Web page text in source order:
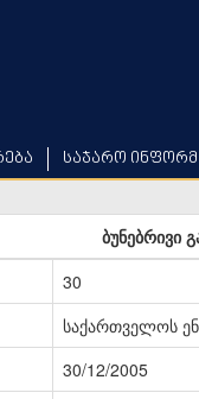
საჯარო
ბუნებრივი
30
საქართველოს
30/12/2005